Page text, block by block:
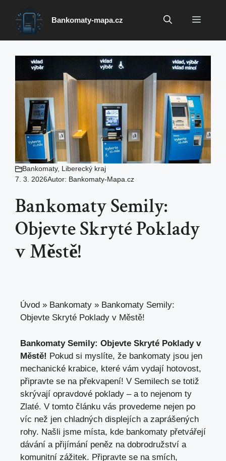
obsah
Bankomaty-mapa.cz Menu
Bankomaty, Liberecký kraj
7. 3. 2026Autor: Bankomaty-Mapa.cz
Bankomaty Semily:
Objevte Skryté Poklady
v Městě!
Úvod » Bankomaty » Bankomaty Semily:
Objevte Skryté Poklady v Městě!
Bankomaty Semily: Objevte Skryté Poklady v
Městě! Pokud si myslíte, že bankomaty jsou jen
mechanické krabice, které vám vydají hotovost,
připravte se na překvapení! V Semilech se totiž
skrývají opravdové poklady – a to nejenom ty
Zlaté. V tomto článku vás provedeme nejen po
víc než jen chladných displejích a zaprášených
rohy. Našli jsme místa, kde bankomaty přetvářejí
dávání a přijímání peněz na dobrodružství a
komunitní zážitek. Připravte se na smích,